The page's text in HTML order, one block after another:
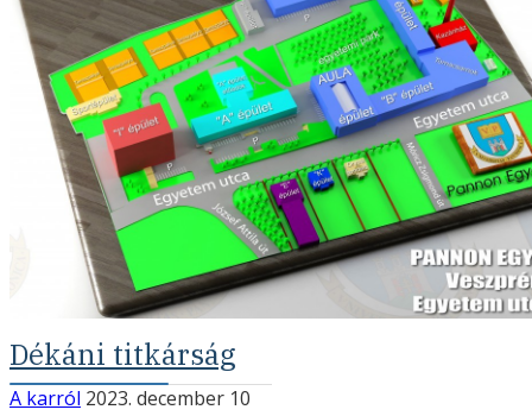
Dékáni titkárság
A karról 2023. december 10